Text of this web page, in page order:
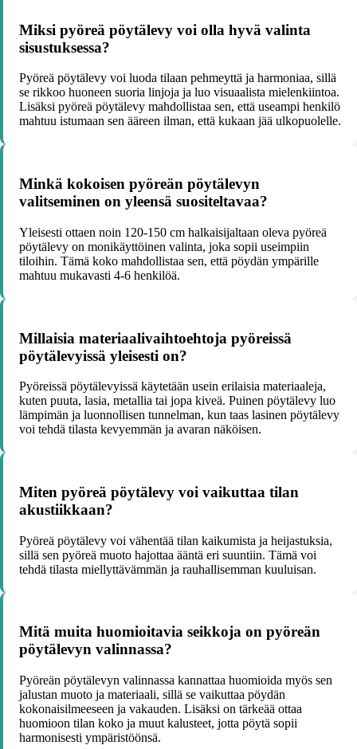
Miksi pyöreä pöytälevy voi olla hyvä valinta
sisustuksessa?
Pyöreä pöytälevy voi luoda tilaan pehmeyttä ja harmoniaa, sillä
se rikkoo huoneen suoria linjoja ja luo visuaalista mielenkiintoa.
Lisäksi pyöreä pöytälevy mahdollistaa sen, että useampi henkilö
mahtuu istumaan sen ääreen ilman, että kukaan jää ulkopuolelle.
Minkä kokoisen pyöreän pöytälevyn
valitseminen on yleensä suositeltavaa?
Yleisesti ottaen noin 120-150 cm halkaisijaltaan oleva pyöreä
pöytälevy on monikäyttöinen valinta, joka sopii useimpiin
tiloihin. Tämä koko mahdollistaa sen, että pöydän ympärille
mahtuu mukavasti 4-6 henkilöä.
Millaisia materiaalivaihtoehtoja pyöreissä
pöytälevyissä yleisesti on?
Pyöreissä pöytälevyissä käytetään usein erilaisia materiaaleja,
kuten puuta, lasia, metallia tai jopa kiveä. Puinen pöytälevy luo
lämpimän ja luonnollisen tunnelman, kun taas lasinen pöytälevy
voi tehdä tilasta kevyemmän ja avaran näköisen.
Miten pyöreä pöytälevy voi vaikuttaa tilan
akustiikkaan?
Pyöreä pöytälevy voi vähentää tilan kaikumista ja heijastuksia,
sillä sen pyöreä muoto hajottaa ääntä eri suuntiin. Tämä voi
tehdä tilasta miellyttävämmän ja rauhallisemman kuuluisan.
Mitä muita huomioitavia seikkoja on pyöreän
pöytälevyn valinnassa?
Pyöreän pöytälevyn valinnassa kannattaa huomioida myös sen
jalustan muoto ja materiaali, sillä se vaikuttaa pöydän
kokonaisilmeeseen ja vakauden. Lisäksi on tärkeää ottaa
huomioon tilan koko ja muut kalusteet, jotta pöytä sopii
harmonisesti ympäristöönsä.